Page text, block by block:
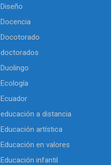
Diseño
Docencia
Docotorado
doctorados
Duolingo
Ecología
Ecuador
educación a distancia
Educación artística
Educación en valores
Educación infantil